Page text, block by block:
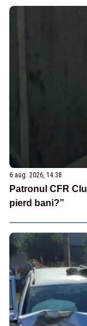
6 aug. 2026, 14:38
Patronul CFR
pierd bani?”